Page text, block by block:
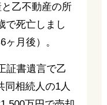
乙不動産の所
で死亡しまし
月後）。
証書遺言で乙
同相続人の1人